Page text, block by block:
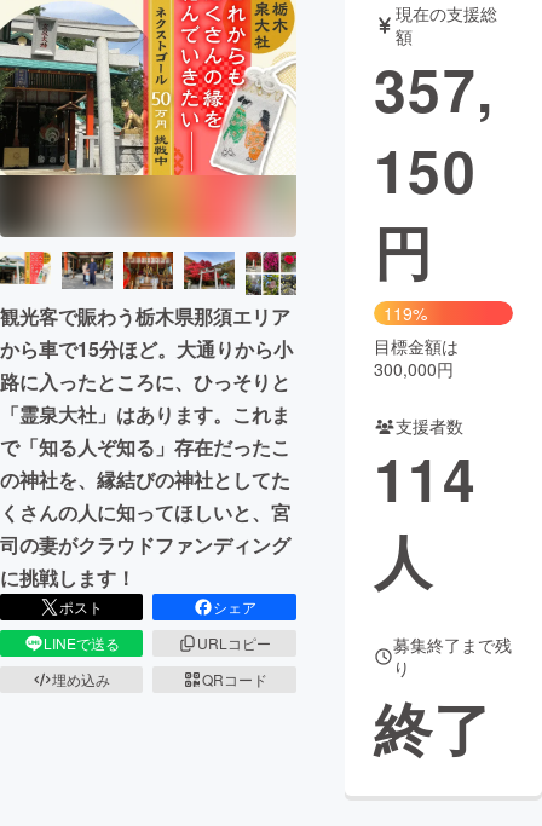
テクノロジー・ガジェット
映像・映画 書籍・雑誌
ビジネス・起業 チャレンジ
まちづくり・地域活性化
CAMPFIRE for Social Good
CAMPFIRE Creation
CAMPFIREふるさと納税machi-ya コミュニティ
観光客で賑わう栃木県那須エリア
から車で15分ほど。大通りから小
路に入ったところに、ひっそりと
「霊泉大社」はあります。これま
で「知る人ぞ知る」存在だったこ
の神社を、縁結びの神社としてた
くさんの人に知ってほしいと、宮
司の妻がクラウドファンディング
に挑戦します！
ポスト
シェア
LINEで送る
URLコピー
埋め込み
QRコード
現在の支援総
額
357,
150
円
119%
目標金額は
300,000円
支援者数
114
人
募集終了まで残
り
終了